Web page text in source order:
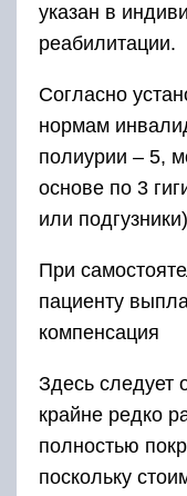
указан в
реабилитации.
Согласно
нормам
полиурии – 5,
основе по 3
или
При
пациенту
компенсация
Здесь следует
крайне редко
полностью
поскольку